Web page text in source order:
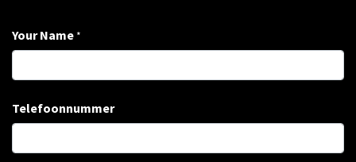
Your Name *
Telefoonnummer